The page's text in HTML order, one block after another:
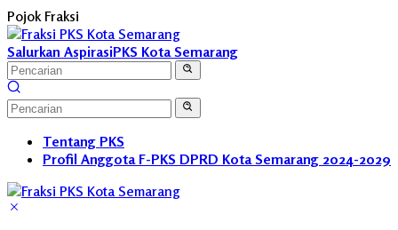
Langsung
ke
konten
Pojok Fraksi
Salurkan AspirasiPKS Kota Semarang
Tentang PKS
Profil Anggota F-PKS DPRD Kota Semarang 2024-2029